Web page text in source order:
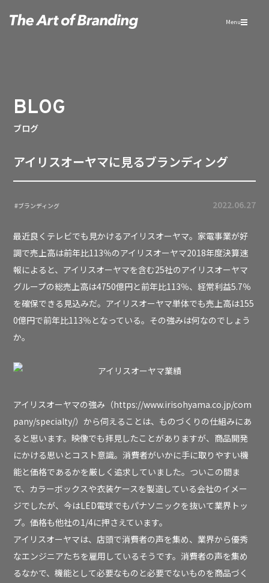
Menu
BLOG
ブログ
アイリスオーヤマに見るブランディング
#ブランディング 2022.06.27
最近良くテレビでも見かけるアイリスオーヤマ。家電事業が好
調で売上高は前年比113％のアイリスオーヤマ2018年度決算速
報によると、アイリスオーヤマを含む25社のアイリスオーヤマ
グループの総売上高は4750億円と前年比113％、経常利益5.7％
を確保できる見込みだ。アイリスオーヤマ単体でも売上高は155
0億円で前年比113％となっている。その強みは何なのでしょう
か。
アイリスオーヤマの強み（https://www.irisohyama.co.jp/com
pany/specialty/）から伺えることは、ものづくりの仕組みにあ
ると思います。映像でも拝見したことがありますが、商品開発
にかける思いとコスト意識。消費者がいかに手に取りやすい機
能と価格であるかを厳しく追求していました。ついこの間ま
で、カラーボックスや衣装ケースを製造している会社のイメー
ジでしたが、今はLED電球でもパナソニックを抜いて業界トッ
プ。価格も他社の1/4に押さえています。
アイリスオーヤマは、店頭で消費者の声を集め、業界から優秀
なエンジニアたちを雇用しているそうです。消費者の声を集め
るなかで、機能として必要なものと必要でないものを商品づく